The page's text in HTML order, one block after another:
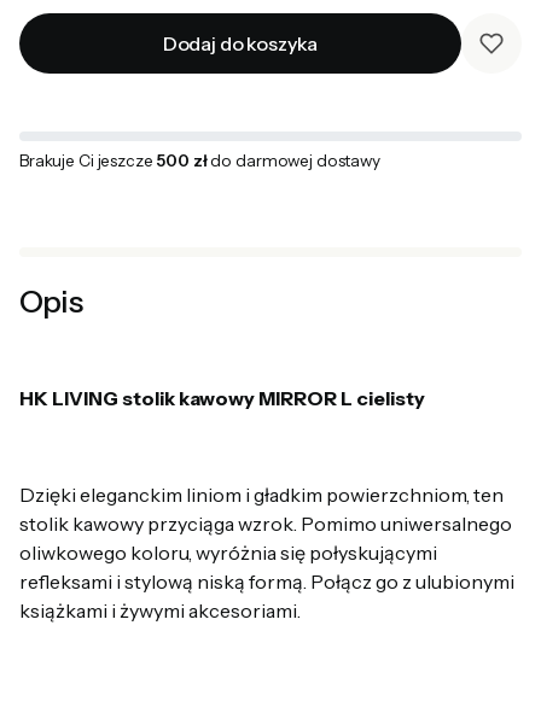
Dodaj do koszyka
Brakuje Ci jeszcze 500 złdo darmowej dostawy
Opis
HK LIVING stolik kawowy MIRROR L cielisty
Dzięki eleganckim liniom i gładkim powierzchniom, ten
stolik kawowy przyciąga wzrok. Pomimo uniwersalnego
oliwkowego koloru, wyróżnia się połyskującymi
refleksami i stylową niską formą. Połącz go z ulubionymi
książkami i żywymi akcesoriami.